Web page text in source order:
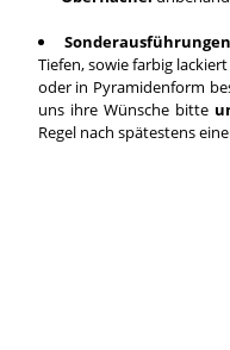
Tiefen, sowie farbig
oder in Pyramidenform
uns ihre Wünsche bitte
Regel nach spätestens